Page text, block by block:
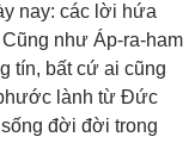
nay: các lời hứa
như Áp-ra-ham
tín, bất cứ ai cũng
lành từ Đức
đời đời trong